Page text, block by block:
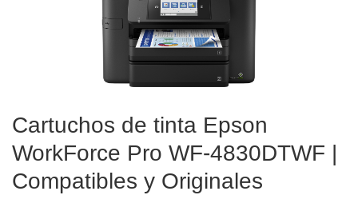
Cartuchos de tinta Epson
WorkForce Pro WF-4830DTWF |
Compatibles y Originales